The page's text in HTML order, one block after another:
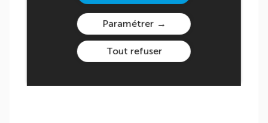
Paramétrer
Tout refuser